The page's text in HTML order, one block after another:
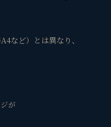
など）とは異なり、
が